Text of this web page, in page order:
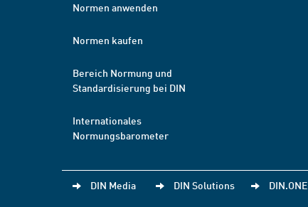
Normen anwenden
Normen kaufen
Bereich Normung und
Standardisierung bei DIN
Internationales
Normungsbarometer
DIN Media DIN Solutions DIN.ONE